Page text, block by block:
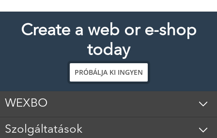
Create a web or e-shop
today
PRÓBÁLJA KI INGYEN
WEXBO
Szolgáltatások